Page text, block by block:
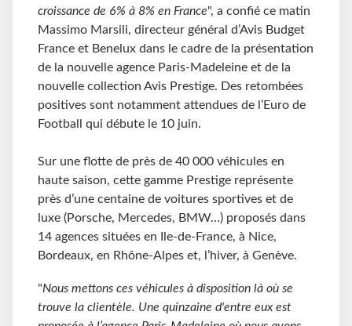
croissance de 6% à 8% en France", a confié ce matin
Massimo Marsili, directeur général d’Avis Budget
France et Benelux dans le cadre de la présentation
de la nouvelle agence Paris-Madeleine et de la
nouvelle collection Avis Prestige. Des retombées
positives sont notamment attendues de l’Euro de
Football qui débute le 10 juin.
Sur une flotte de près de 40 000 véhicules en
haute saison, cette gamme Prestige représente
près d’une centaine de voitures sportives et de
luxe (Porsche, Mercedes, BMW…) proposés dans
14 agences situées en Ile-de-France, à Nice,
Bordeaux, en Rhône-Alpes et, l’hiver, à Genève.
"Nous mettons ces véhicules à disposition là où se
trouve la clientèle. Une quinzaine d'entre eux est